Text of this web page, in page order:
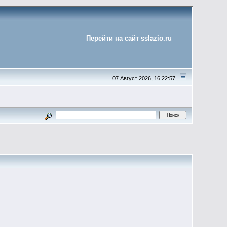
Перейти на сайт sslazio.ru
07 Август 2026, 16:22:57